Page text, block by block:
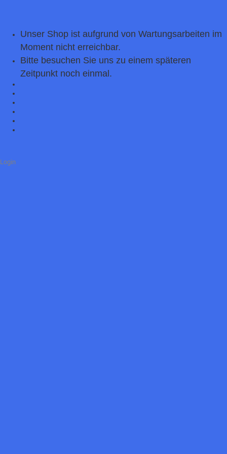
Unser Shop ist aufgrund von Wartungsarbeiten im
Moment nicht erreichbar.
Bitte besuchen Sie uns zu einem späteren
Zeitpunkt noch einmal.
Login